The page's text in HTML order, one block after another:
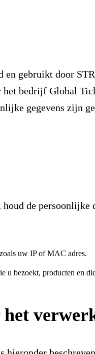
gebruikt door
bedrijf Global
gegevens zijn
de persoonlijke
uw IP of MAC adres.
u bezoekt, producten en